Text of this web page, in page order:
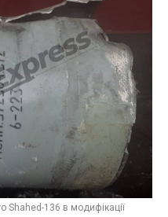
Shahed-136 в модифікації